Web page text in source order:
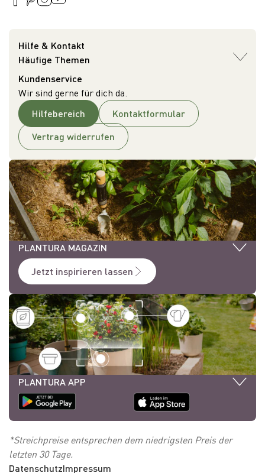
Hilfe & Kontakt
Häufige Themen
Kundenservice
Wir sind gerne für dich da.
Hilfebereich
Kontaktformular
Vertrag widerrufen
PLANTURA MAGAZIN
Jetzt inspirieren lassen
PLANTURA APP
*Streichpreise entsprechen dem niedrigsten Preis der
letzten 30 Tage.
DatenschutzImpressum